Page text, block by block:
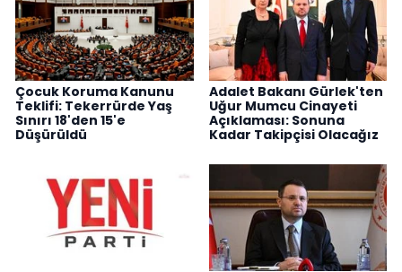
Çocuk Koruma Kanunu
Teklifi: Tekerrürde Yaş
Sınırı 18'den 15'e
Düşürüldü
Adalet Bakanı Gürlek'ten
Uğur Mumcu Cinayeti
Açıklaması: Sonuna
Kadar Takipçisi Olacağız